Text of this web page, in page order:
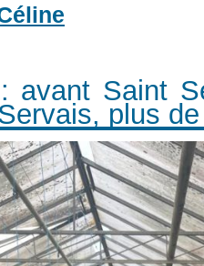
avant Saint
plus